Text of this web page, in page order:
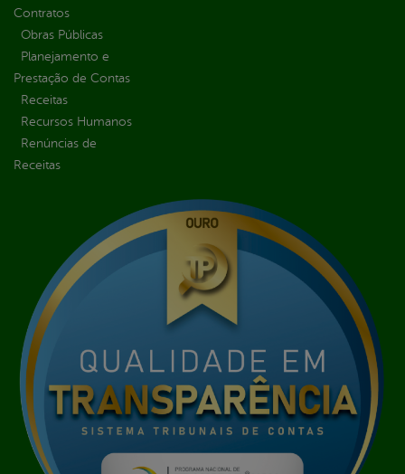
Contratos
Obras Públicas
Planejamento e
Prestação de Contas
Receitas
Recursos Humanos
Renúncias de
Receitas